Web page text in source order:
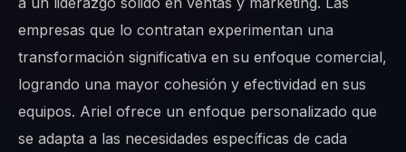
empresas que lo contratan experimentan una
transformación significativa en su enfoque comercial,
logrando una mayor cohesión y efectividad en sus
equipos. Ariel ofrece un enfoque personalizado que
se adapta a las necesidades específicas de cada